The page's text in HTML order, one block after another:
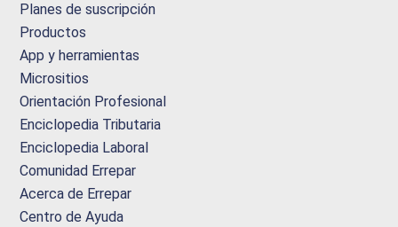
Planes de suscripción
Productos
App y herramientas
Micrositios
Orientación Profesional
Enciclopedia Tributaria
Enciclopedia Laboral
Comunidad Errepar
Acerca de Errepar
Centro de Ayuda